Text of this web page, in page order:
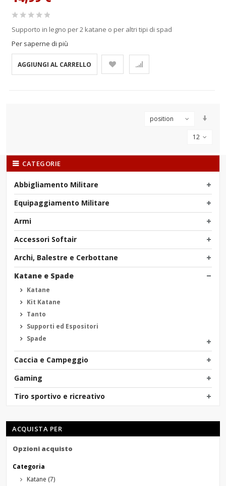
Supporto in legno per 2 katane o per altri tipi di spad
Per saperne di più
AGGIUNGI AL CARRELLO
position
12
CATEGORIE
Abbigliamento Militare
Equipaggiamento Militare
Armi
Accessori Softair
Archi, Balestre e Cerbottane
Katane e Spade
Katane
Kit Katane
Tanto
Supporti ed Espositori
Spade
Caccia e Campeggio
Gaming
Tiro sportivo e ricreativo
ACQUISTA PER
Opzioni acquisto
Categoria
Katane (7)